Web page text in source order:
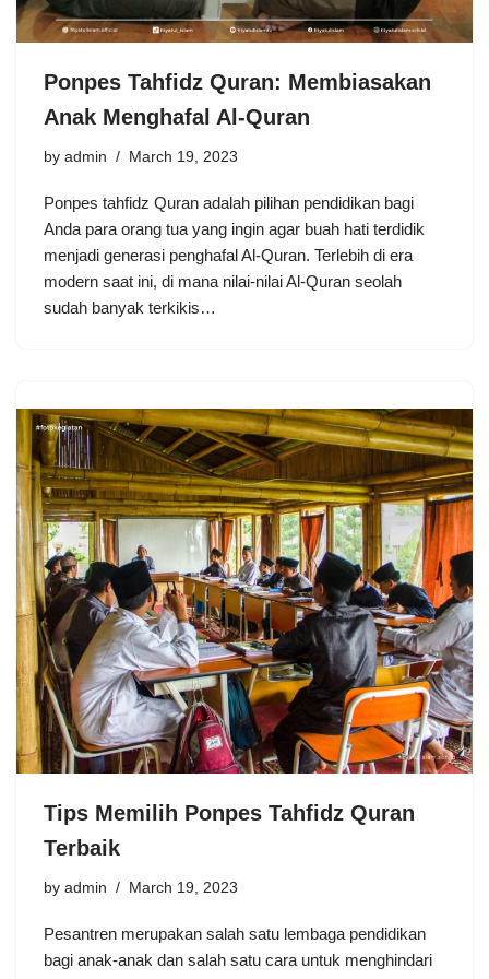
Ponpes Tahfidz Quran: Membiasakan
Anak Menghafal Al-Quran
by admin March 19, 2023
Ponpes tahfidz Quran adalah pilihan pendidikan bagi
Anda para orang tua yang ingin agar buah hati terdidik
menjadi generasi penghafal Al-Quran. Terlebih di era
modern saat ini, di mana nilai-nilai Al-Quran seolah
sudah banyak terkikis…
Tips Memilih Ponpes Tahfidz Quran
Terbaik
by admin March 19, 2023
Pesantren merupakan salah satu lembaga pendidikan
bagi anak-anak dan salah satu cara untuk menghindari